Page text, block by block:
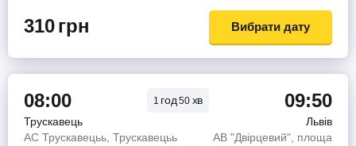
310грн Вибрати дату
08:00 1 год50 хв 09:50
Трускавець
Львів
АС Трускавецьь, Трускавецьь
АВ "Двірцевий", площа